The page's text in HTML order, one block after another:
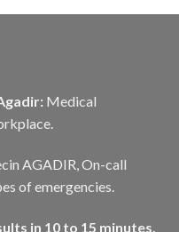
Medical
AGADIR, On-call
of emergencies.
in 10 to 15 minutes.